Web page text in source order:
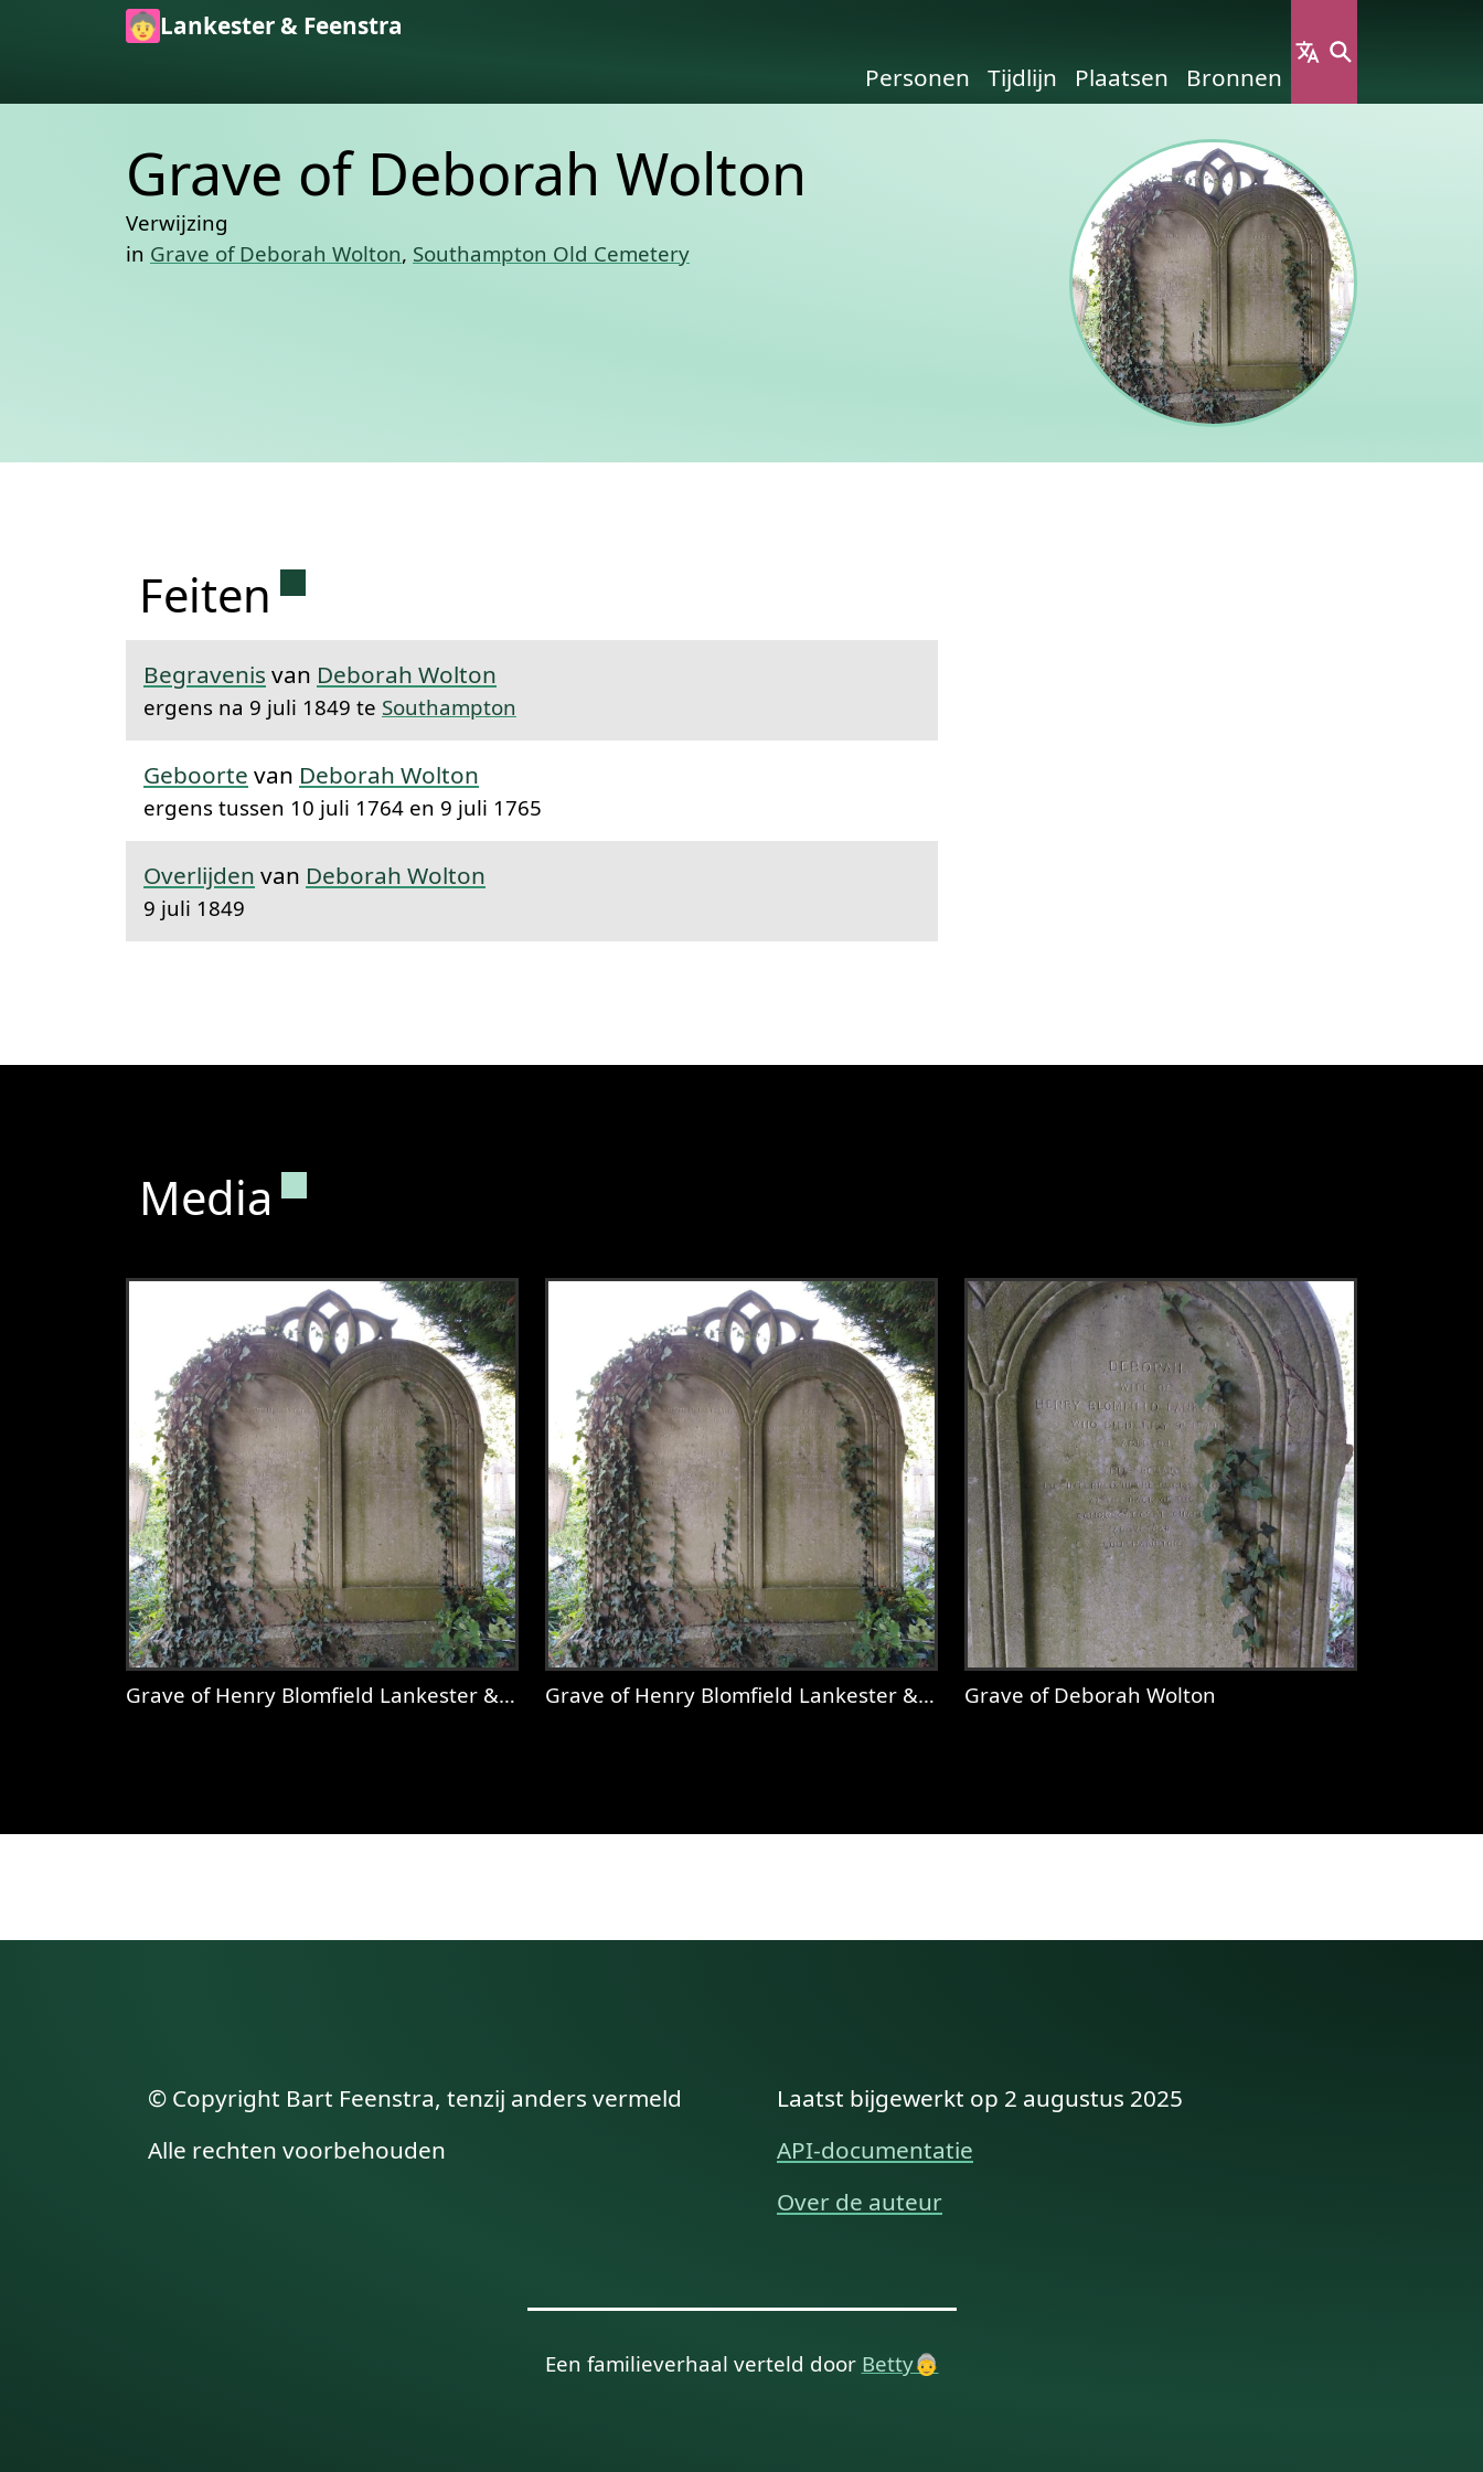
Skip to main content
Lankester & Feenstra
Personen
Tijdlijn Plaatsen Bronnen
Grave of Deborah Wolton
Verwijzing
in Grave of Deborah Wolton, Southampton Old Cemetery
Feiten Permanente link naar dit onderdeel.
Begravenis van Deborah Wolton
ergens na 9 juli 1849 te Southampton
Geboorte van Deborah Wolton
ergens tussen 10 juli 1764 en 9 juli 1765
Overlijden van Deborah Wolton
9 juli 1849
Media Permanente link naar dit onderdeel.
Grave of Henry Blomfield Lankester & Deborah Wolton Grave of Henry Blomfield Lankester & Deborah Wolton Grave of Deborah Wolton
© Copyright Bart Feenstra, tenzij anders vermeld
Alle rechten voorbehouden
Laatst bijgewerkt op 2 augustus 2025
API-documentatie
Over de auteur
Een familieverhaal verteld door Betty👵